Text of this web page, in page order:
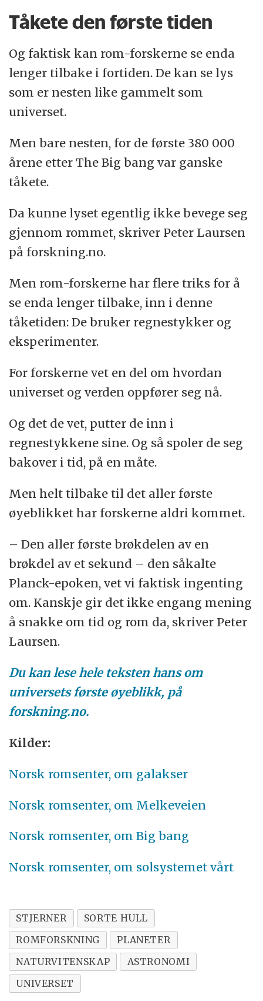
Tåkete den første tiden
Og faktisk kan rom-forskerne se enda
lenger tilbake i fortiden. De kan se lys
som er nesten like gammelt som
universet.
Men bare nesten, for de første 380 000
årene etter The Big bang var ganske
tåkete.
Da kunne lyset egentlig ikke bevege seg
gjennom rommet, skriver Peter Laursen
på forskning.no.
Men rom-forskerne har flere triks for å
se enda lenger tilbake, inn i denne
tåketiden: De bruker regnestykker og
eksperimenter.
For forskerne vet en del om hvordan
universet og verden oppfører seg nå.
Og det de vet, putter de inn i
regnestykkene sine. Og så spoler de seg
bakover i tid, på en måte.
Men helt tilbake til det aller første
øyeblikket har forskerne aldri kommet.
– Den aller første brøkdelen av en
brøkdel av et sekund – den såkalte
Planck-epoken, vet vi faktisk ingenting
om. Kanskje gir det ikke engang mening
å snakke om tid og rom da, skriver Peter
Laursen.
Du kan lese hele teksten hans om
universets første øyeblikk, på
forskning.no.
Kilder:
Norsk romsenter, om galakser
Norsk romsenter, om Melkeveien
Norsk romsenter, om Big bang
Norsk romsenter, om solsystemet vårt
STJERNER
SORTE HULL
ROMFORSKNING
PLANETER
NATURVITENSKAP
ASTRONOMI
UNIVERSET